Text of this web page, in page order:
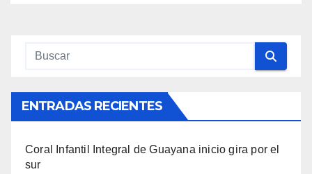
ENTRADAS RECIENTES
Coral Infantil Integral de Guayana inicio gira por el
sur